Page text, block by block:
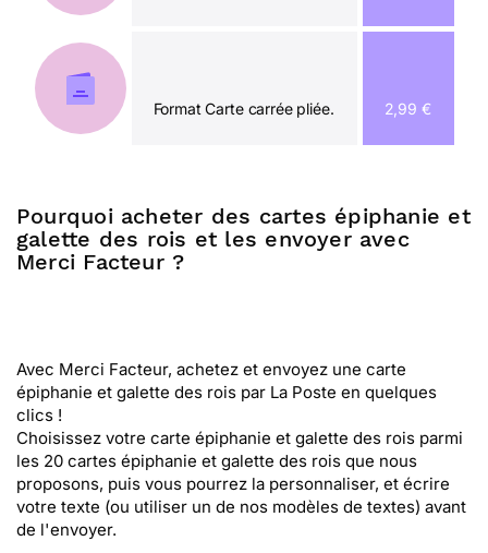
Format Carte carrée pliée. 2,99 €
Pourquoi acheter des cartes épiphanie et
galette des rois et les envoyer avec
Merci Facteur ?
Avec Merci Facteur, achetez et envoyez une carte
épiphanie et galette des rois par La Poste en quelques
clics !
Choisissez votre carte épiphanie et galette des rois parmi
les 20 cartes épiphanie et galette des rois que nous
proposons, puis vous pourrez la personnaliser, et écrire
votre texte (ou utiliser un de nos modèles de textes) avant
de l'envoyer.